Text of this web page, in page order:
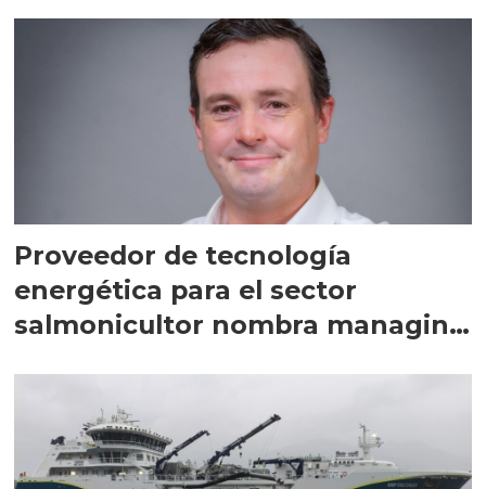
Proveedor de tecnología
energética para el sector
salmonicultor nombra managing